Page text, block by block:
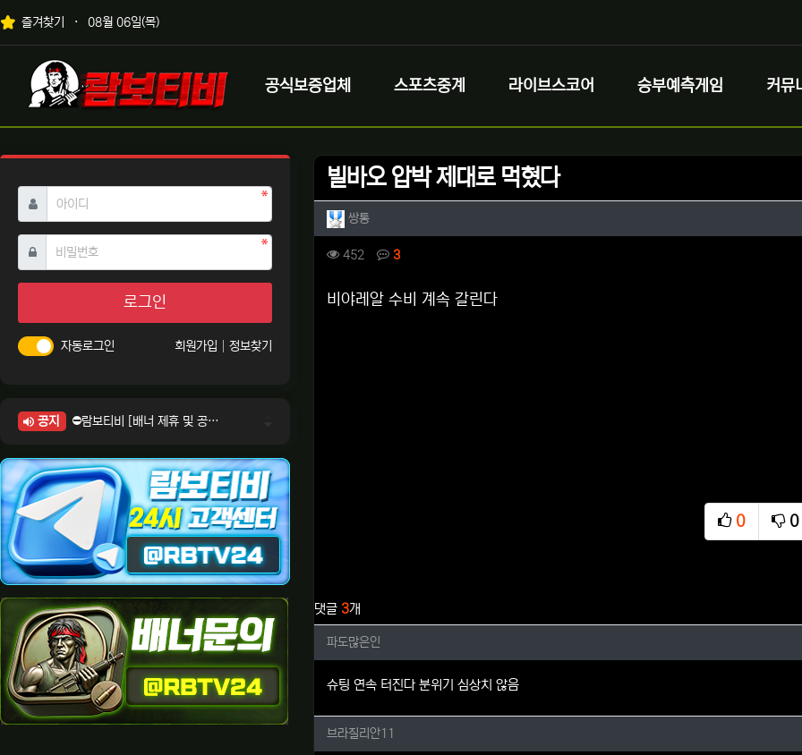
상단 네비
즐겨찾기 08월 06일(목)
메인 메뉴
로고
공식보증업체 스포츠중계 라이브스코어 승부예측게임 커뮤
빌바오 압박 제대로 먹혔다
작성자 정보
쌍통작성
컨텐츠 정보
452 조회 3댓글
본문
비야레알 수비 계속 갈린다
0
추천
0
비
댓글 3개
파도많은인님의 댓글
파도많은인
슈팅 연속 터진다 분위기 심상치 않음
브라질리안11님의 댓글
브라질리안11
아이디 필수
비밀번호필수
로그인
자동로그인 회원가입 정보찾기
공지
⛔람보티비 [배너 제휴 및 공식 입점 문의 안내]
⛔람보티비 [정회원 등급UP! 안내사항]
⛔람보티비 [채팅방 이용시 주의사항]
⛔람보티비 [공식보증업체 안내]